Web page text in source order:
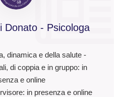
Donato - Psicologa
dinamica e della salute -
di coppia e in gruppo: in
e online
in presenza e online